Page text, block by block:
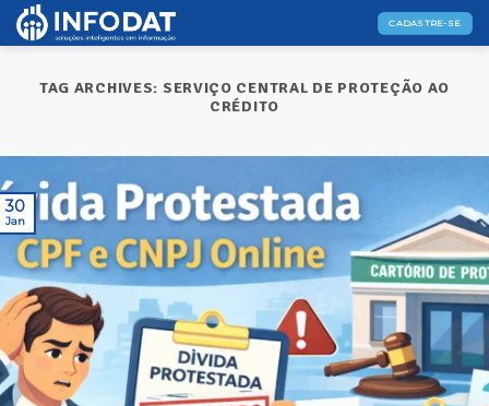
Skip
CADASTRE-SE
TAG ARCHIVES: SERVIÇO CENTRAL DE PROTEÇÃO AO
CRÉDITO
30
Jan